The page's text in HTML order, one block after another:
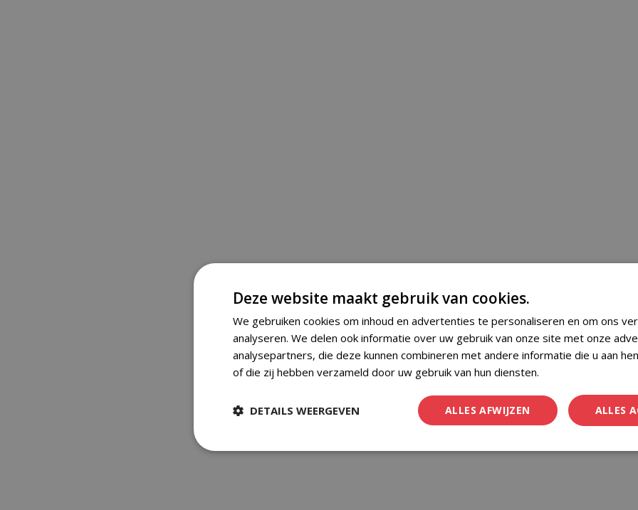
Deze website maakt gebruik van cookies.
We gebruiken cookies om inhoud en advertenties te personaliseren en om ons
analyseren. We delen ook informatie over uw gebruik van onze site met onze
analysepartners, die deze kunnen combineren met andere informatie die u aan
of die zij hebben verzameld door uw gebruik van hun diensten.
ALLES
ALLES AFWIJZEN
DETAILS WEERGEVEN